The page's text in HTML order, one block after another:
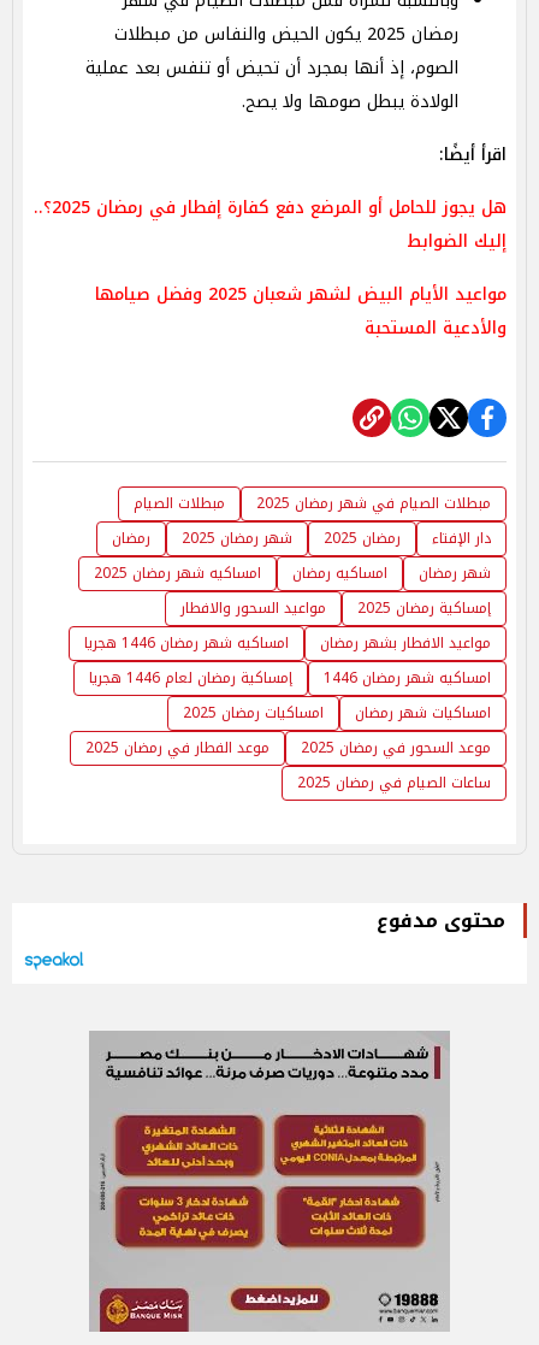
رمضان 2025 يكون الحيض والنفاس من مبطلات
الصوم، إذ أنها بمجرد أن تحيض أو تنفس بعد عملية
الولادة يبطل صومها ولا يصح.
اقرأ أيضًا:
هل يجوز للحامل أو المرضع دفع كفارة إفطار في رمضان 2025؟..
إليك الضوابط
مواعيد الأيام البيض لشهر شعبان 2025 وفضل صيامها
والأدعية المستحبة
مبطلات الصيام في شهر رمضان 2025
مبطلات الصيام
دار الإفتاء
رمضان 2025 شهر رمضان 2025
رمضان
شهر رمضان
امساكيه رمضان
امساكيه شهر رمضان 2025
إمساكية رمضان 2025
مواعيد السحور والافطار
مواعيد الافطار بشهر رمضان
امساكيه شهر رمضان 1446 هجريا
امساكيه شهر رمضان 1446
إمساكية رمضان لعام 1446 هجريا
امساكيات شهر رمضان
امساكيات رمضان 2025
موعد السحور في رمضان 2025
موعد الفطار في رمضان 2025
ساعات الصيام في رمضان 2025
محتوى مدفوع